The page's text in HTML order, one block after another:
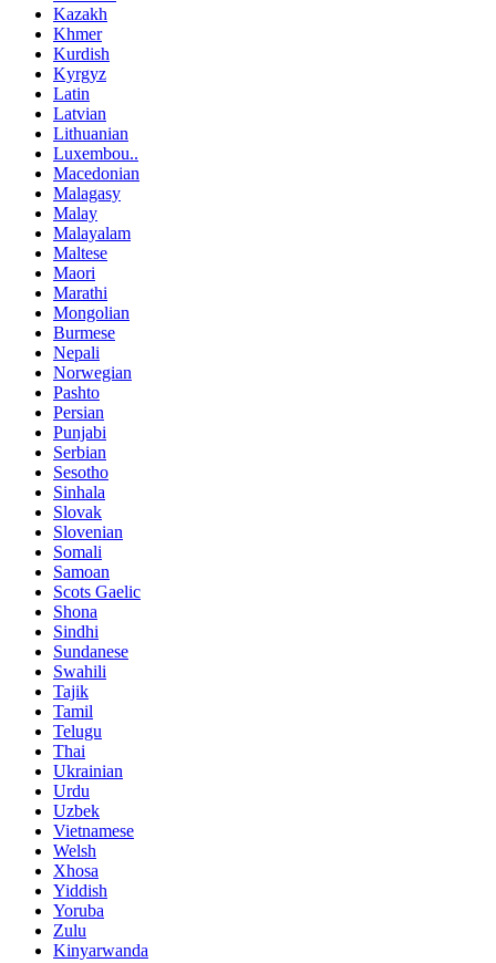
Kazakh
Khmer
Kurdish
Kyrgyz
Latin
Latvian
Lithuanian
Luxembou..
Macedonian
Malagasy
Malay
Malayalam
Maltese
Maori
Marathi
Mongolian
Burmese
Nepali
Norwegian
Pashto
Persian
Punjabi
Serbian
Sesotho
Sinhala
Slovak
Slovenian
Somali
Samoan
Scots Gaelic
Shona
Sindhi
Sundanese
Swahili
Tajik
Tamil
Telugu
Thai
Ukrainian
Urdu
Uzbek
Vietnamese
Welsh
Xhosa
Yiddish
Yoruba
Zulu
Kinyarwanda